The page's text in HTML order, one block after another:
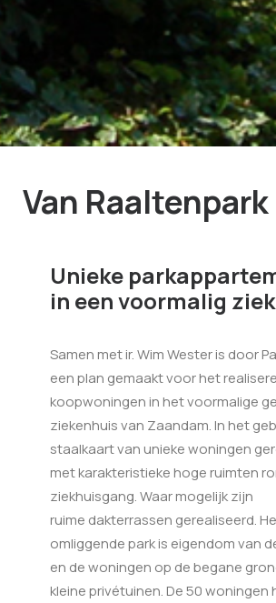
Van Raaltenpark
Unieke
in een voormalig
Samen met ir. Wim Wester is door
een plan gemaakt voor het
koopwoningen in het voormalige
ziekenhuis van Zaandam. In het
staalkaart van unieke woningen
met karakteristieke hoge ruimten
ziekhuisgang. Waar mogelijk zijn
ruime dakterrassen gerealiseerd.
omliggende park is eigendom van
en de woningen op de begane
kleine privétuinen. De 50 woningen